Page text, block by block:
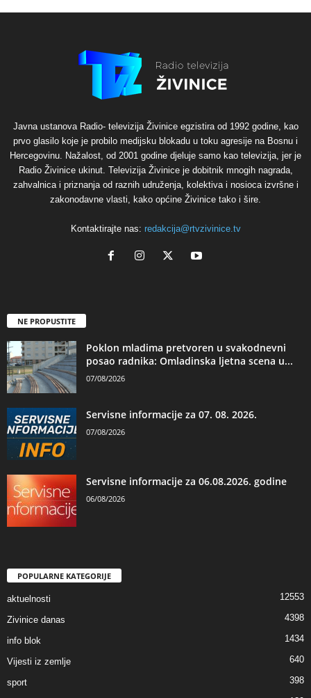
Javna ustanova Radio- televizija Živinice egzistira od 1992 godine, kao
prvo glasilo koje je probilo medijsku blokadu u toku agresije na Bosnu i
Hercegovinu. Nažalost, od 2001 godine djeluje samo kao televizija, jer je
Radio Živinice ukinut. Televizija Živinice je dobitnik mnogih nagrada,
zahvalnica i priznanja od raznih udruženja, kolektiva i nosioca izvršne i
zakonodavne vlasti, kako općine Živinice tako i šire.
Kontaktirajte nas: redakcija@rtvzivinice.tv
NE PROPUSTITE
Poklon mladima pretvoren u svakodnevni
posao radnika: Omladinska ljetna scena u...
07/08/2026
Servisne informacije za 07. 08. 2026.
07/08/2026
Servisne informacije za 06.08.2026. godine
06/08/2026
POPULARNE KATEGORIJE
aktuelnosti 12553
Zivinice danas 4398
info blok 1434
Vijesti iz zemlje 640
sport
398